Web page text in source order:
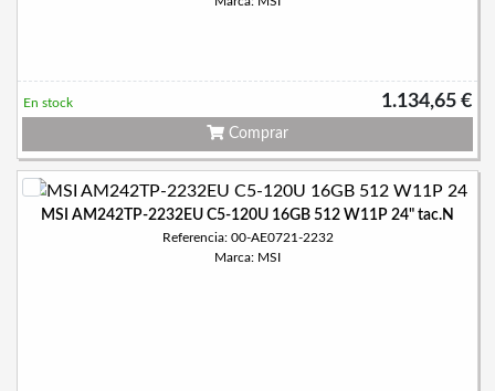
1.134,65 €
En stock
Comprar
MSI AM242TP-2232EU C5-120U 16GB 512 W11P 24" tac.N
Referencia: 00-AE0721-2232
Marca: MSI